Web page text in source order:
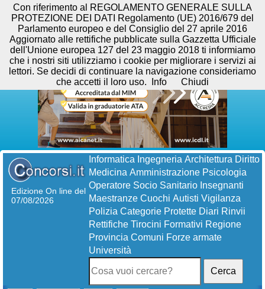
Edizione On line del
07/08/2026
Informatica Ingegneria Architettura Diritto
Medicina Amministrazione Psicologia
Operatore Socio Sanitario Insegnanti
Maestranze Cuochi Autisti Vigilanza
Polizia Categorie Protette Diari Rinvii
Rettifiche Tirocini Formativi Regione
Provincia Comuni Forze armate
Università
Cerca
Con riferimento al REGOLAMENTO GENERALE SULLA
PROTEZIONE DEI DATI Regolamento (UE) 2016/679 del
Parlamento europeo e del Consiglio del 27 aprile 2016
Aggiornato alle rettifiche pubblicate sulla Gazzetta Ufficiale
dell'Unione europea 127 del 23 maggio 2018 ti informiamo
che i nostri siti utilizziamo i cookie per migliorare i servizi ai
lettori. Se decidi di continuare la navigazione consideriamo
che accetti il loro uso.
Info Chiudi